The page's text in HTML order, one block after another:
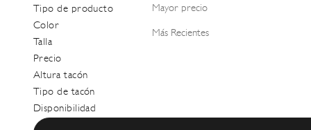
Mayor precio
Más Recientes
Tipo de producto
Color
Talla
Precio
Altura tacón
Tipo de tacón
Disponibilidad